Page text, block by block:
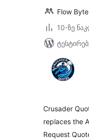
Flow Byte
10-ზე
Crusader
replaces the
Request